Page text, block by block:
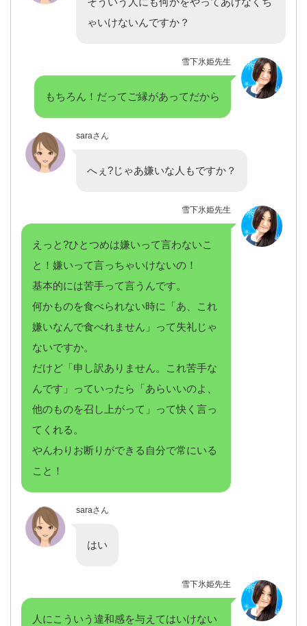
ゃいけないんですか？
雪下氷姫先生
もちろん！だってご縁があってだから
saraさん
へぇ?じゃあ嫌いな人もですか？
雪下氷姫先生
えっと?ひとつめは嫌いって言わないこ
と！嫌いって言っちゃいけないの！
基本的には苦手って言うんです。
何かものを食べられない時に「あ、これ
嫌いなんで食べれません」って失礼じゃ
ないですか。
だけど「申し訳ありません。これ苦手な
んです」っていったら「あらいいのよ、
他のものを召し上がって」って快く言っ
てくれる。
やんわりお断りができる自分で常にいる
こと！
saraさん
はい
雪下氷姫先生
人にこういう違和感を与えてはいけない